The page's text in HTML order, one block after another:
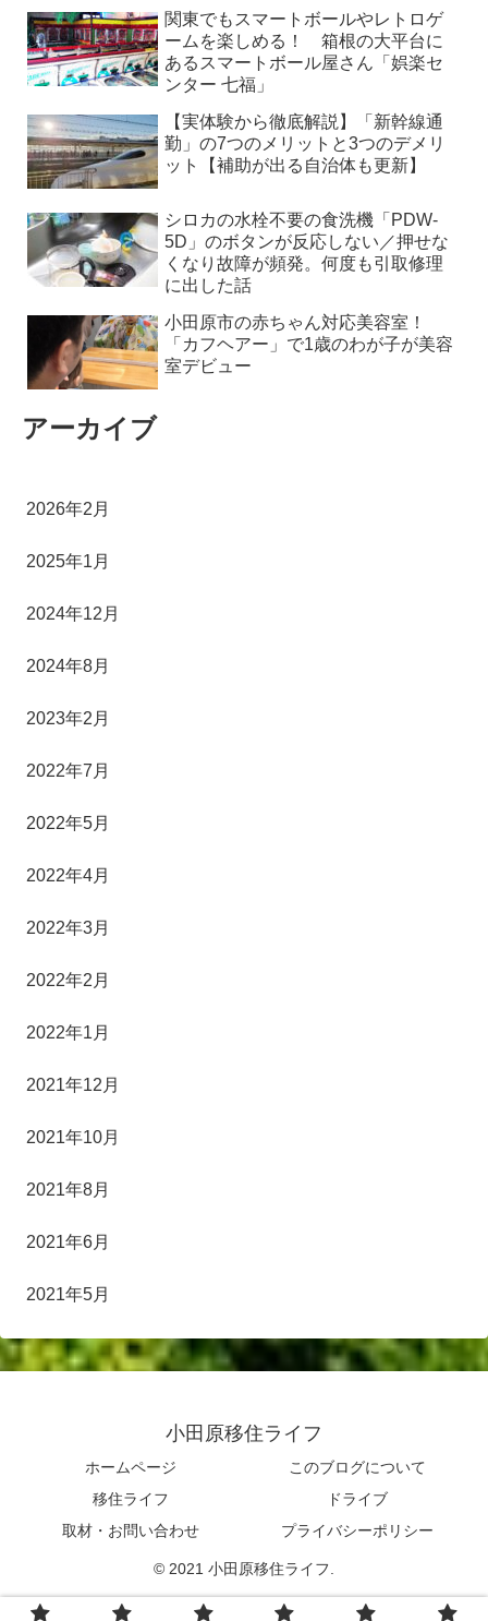
関東でもスマートボールやレトロゲ
ームを楽しめる！ 箱根の大平台に
あるスマートボール屋さん「娯楽セ
ンター 七福」
【実体験から徹底解説】「新幹線通
勤」の7つのメリットと3つのデメリ
ット【補助が出る自治体も更新】
シロカの水栓不要の食洗機「PDW-
5D」のボタンが反応しない／押せな
くなり故障が頻発。何度も引取修理
に出した話
小田原市の赤ちゃん対応美容室！
「カフヘアー」で1歳のわが子が美容
室デビュー
アーカイブ
2026年2月
2025年1月
2024年12月
2024年8月
2023年2月
2022年7月
2022年5月
2022年4月
2022年3月
2022年2月
2022年1月
2021年12月
2021年10月
2021年8月
2021年6月
2021年5月
小田原移住ライフ
ホームページ
このブログについて
移住ライフ
ドライブ
取材・お問い合わせ
プライバシーポリシー
© 2021 小田原移住ライフ.